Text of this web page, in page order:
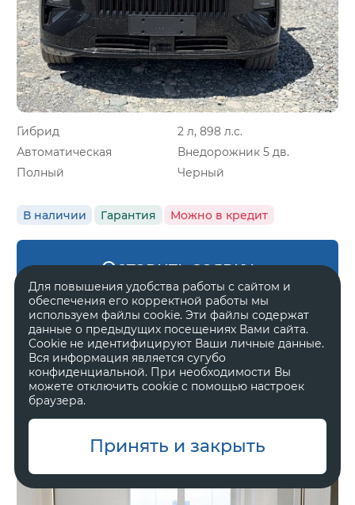
Гибрид
2 л, 898 л.с.
Автоматическая
Внедорожник 5 дв.
Полный
Черный
В наличии Гарантия Можно в кредит
Оставить заявку
Zeekr 8X
Ultra
11 800 000 ₽
Для повышения удобства работы с сайтом и
обеспечения его корректной работы мы
используем файлы cookie. Эти файлы содержат
данные о предыдущих посещениях Вами сайта.
Cookie не идентифицируют Ваши личные данные.
Вся информация является сугубо
конфиденциальной. При необходимости Вы
можете отключить cookie с помощью настроек
браузера.
Принять и закрыть